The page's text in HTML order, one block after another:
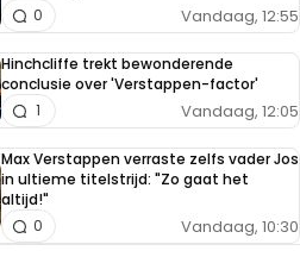
Vandaag, 12:55
0
Hinchcliffe trekt bewonderende
conclusie over 'Verstappen-factor'
Vandaag, 12:05
1
Max Verstappen verraste zelfs vader Jos
in ultieme titelstrijd: "Zo gaat het
altijd!"
Vandaag, 10:30
0